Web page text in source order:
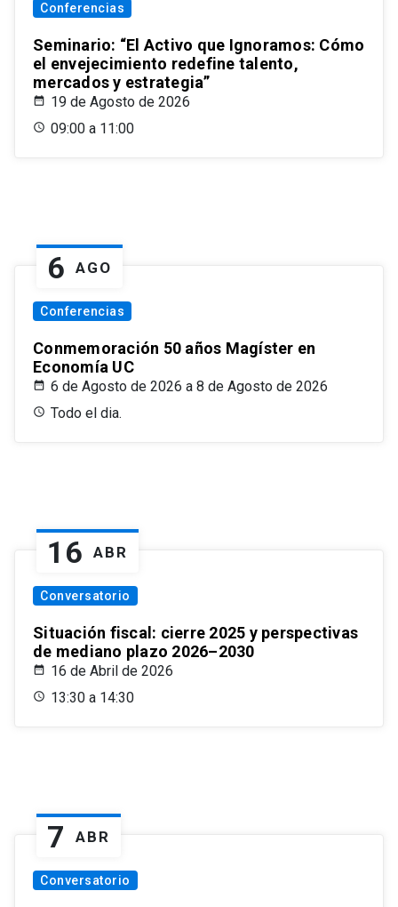
Conferencias
Seminario: “El Activo que Ignoramos: Cómo
el envejecimiento redefine talento,
mercados y estrategia”
19 de Agosto de 2026
09:00 a 11:00
6 AGO
Conferencias
Conmemoración 50 años Magíster en
Economía UC
6 de Agosto de 2026 a 8 de Agosto de 2026
Todo el dia.
16 ABR
Conversatorio
Situación fiscal: cierre 2025 y perspectivas
de mediano plazo 2026–2030
16 de Abril de 2026
13:30 a 14:30
7 ABR
Conversatorio